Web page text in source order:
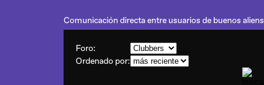
Comunicación directa entre usuarios de buenos aliens
Foro:
Ordenado por: